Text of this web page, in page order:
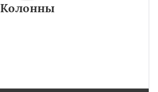
Колонны